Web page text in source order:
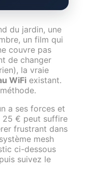
du jardin, une
un film qui
couvre pas
de changer
la vraie
WiFi existant.
a ses forces et
25 € peut suffire
frustrant dans
mesh
ci-dessous
suivez le